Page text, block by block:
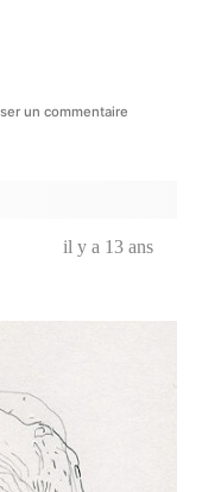
un commentairesur
il y a 13 ans